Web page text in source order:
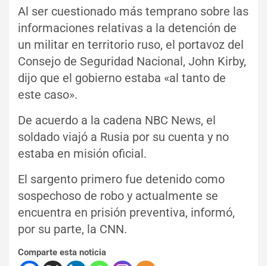
Al ser cuestionado más temprano sobre las
informaciones relativas a la detención de
un militar en territorio ruso, el portavoz del
Consejo de Seguridad Nacional, John Kirby,
dijo que el gobierno estaba «al tanto de
este caso».
De acuerdo a la cadena NBC News, el
soldado viajó a Rusia por su cuenta y no
estaba en misión oficial.
El sargento primero fue detenido como
sospechoso de robo y actualmente se
encuentra en prisión preventiva, informó,
por su parte, la CNN.
Comparte esta noticia